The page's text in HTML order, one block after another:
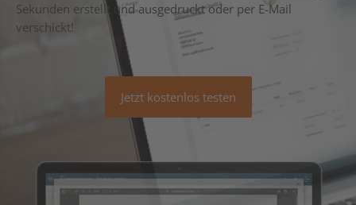
Sekunden erstellt und ausgedruckt oder per E-Mail
verschickt!
Jetzt kostenlos testen